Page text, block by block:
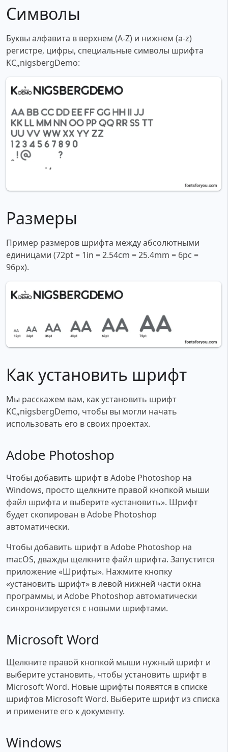
Символы
Буквы алфавита в верхнем (A-Z) и нижнем (a-z)
регистре, цифры, специальные символы шрифта
KС„nigsbergDemo:
Размеры
Пример размеров шрифта между абсолютными
единицами (72pt = 1in = 2.54cm = 25.4mm = 6pc =
96px).
Как установить шрифт
Мы расскажем вам, как установить шрифт
KС„nigsbergDemo, чтобы вы могли начать
использовать его в своих проектах.
Adobe Photoshop
Чтобы добавить шрифт в Adobe Photoshop на
Windows, просто щелкните правой кнопкой мыши
файл шрифта и выберите «установить». Шрифт
будет скопирован в Adobe Photoshop
автоматически.
Чтобы добавить шрифт в Adobe Photoshop на
macOS, дважды щелкните файл шрифта. Запустится
приложение «Шрифты». Нажмите кнопку
«установить шрифт» в левой нижней части окна
программы, и Adobe Photoshop автоматически
синхронизируется с новыми шрифтами.
Microsoft Word
Щелкните правой кнопкой мыши нужный шрифт и
выберите установить, чтобы установить шрифт в
Microsoft Word. Новые шрифты появятся в списке
шрифтов Microsoft Word. Выберите шрифт из списка
и примените его к документу.
Windows